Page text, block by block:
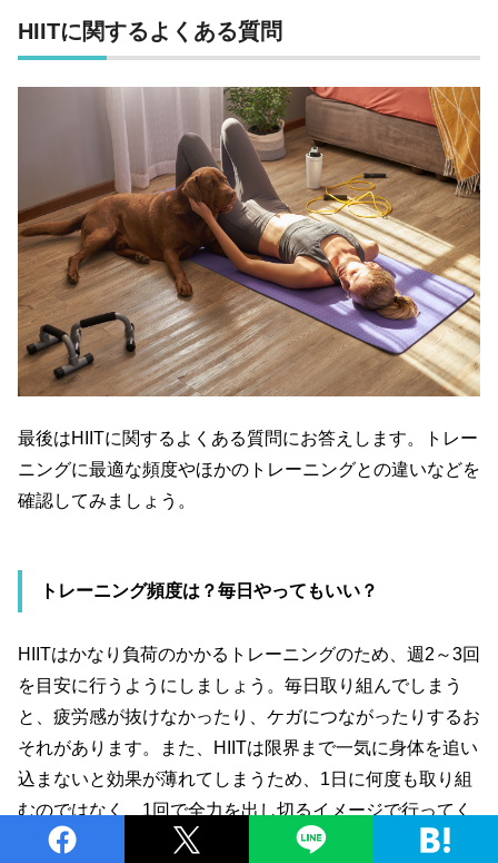
HIITに関するよくある質問
最後はHIITに関するよくある質問にお答えします。トレー
ニングに最適な頻度やほかのトレーニングとの違いなどを
確認してみましょう。
トレーニング頻度は？毎日やってもいい？
HIITはかなり負荷のかかるトレーニングのため、週 2 ～3回
を目安に行うようにしましょう。毎日取り組んでしまう
と、疲労感が抜けなかったり、ケガにつながったりするお
それがあります。また、
HIITは限界まで一気に身体を追い
込まないと効果が薄れてしまうため、 1 日に何度も取り組
むのではなく、 1回で全力を出し切るイメージで行ってく
ださい。